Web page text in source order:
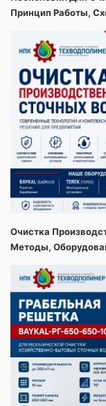
Принцип Работы,
Очистка
Методы,